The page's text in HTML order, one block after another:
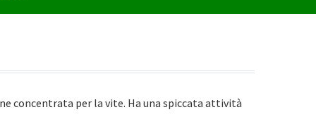
concentrata per la vite. Ha una spiccata attività